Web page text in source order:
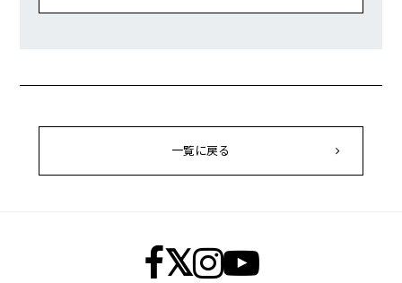
一覧に戻る